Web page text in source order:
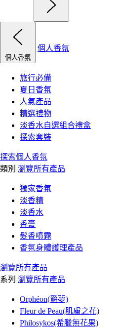
個人香氛
個人香氛
旅行必備
夏日香氛
人氣產品
精選禮物
淡香水自選組合禮盒
探索套裝
探索個人香氛
類別 瀏覽所有產品
獨家香氛
淡香精
淡香水
香膏
髮香噴霧
香氛身體護理產品
瀏覽所有產品
系列 瀏覽所有產品
Orphéon(爵夢)
Fleur de Peau(肌膚之花)
Philosykos(希臘無花果)